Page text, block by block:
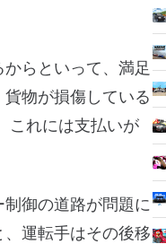
らといって、満足
物が損傷している
これには支払いが
御の道路が問題に
運転手はその後移